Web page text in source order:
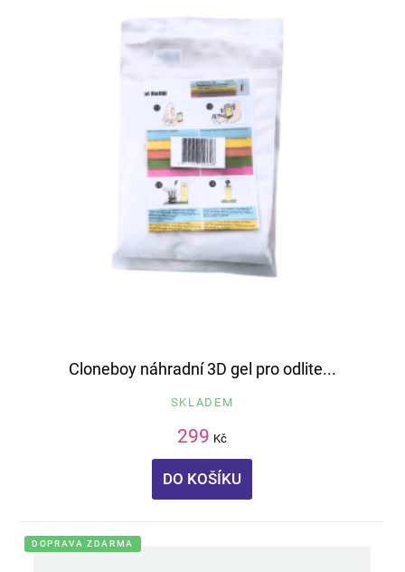
Cloneboy náhradní 3D gel pro odlite...
SKLADEM
299 Kč
DO KOŠÍKU
DOPRAVA ZDARMA